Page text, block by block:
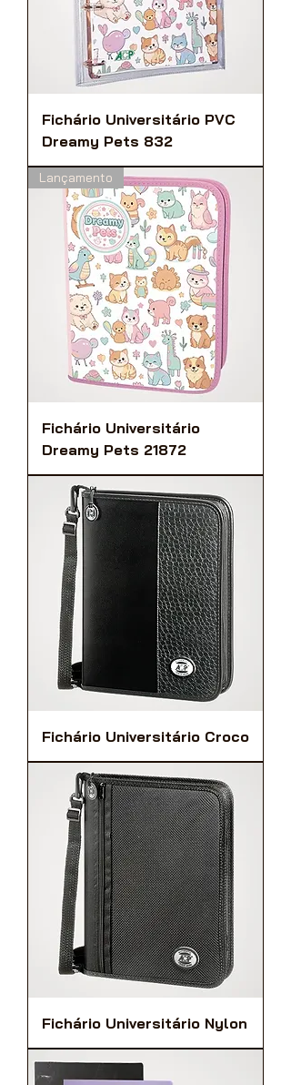
Fichário Universitário PVC
Dreamy Pets 832
Lançamento
Fichário Universitário
Dreamy Pets 21872
Fichário Universitário Croco
Fichário Universitário Nylon